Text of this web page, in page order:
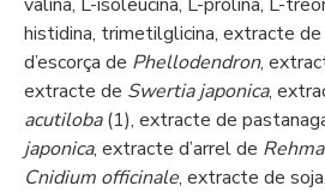
histidina, trimetilglicina, extracte
d’escorça de Phellodendron,
extracte de Swertia japonica,
acutiloba(1), extracte de
japonica, extracte d’arrel de
Cnidium officinale, extracte de